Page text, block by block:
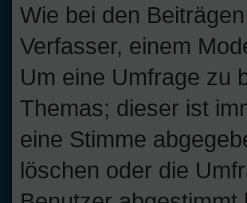
Wie bei den
Verfasser, einem
Um eine Umfrage zu
Themas; dieser ist
eine Stimme
löschen oder die